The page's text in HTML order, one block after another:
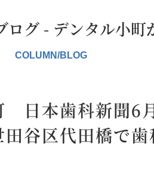
ログ - デンタル小町
日本歯科新聞6
谷区代田橋で歯